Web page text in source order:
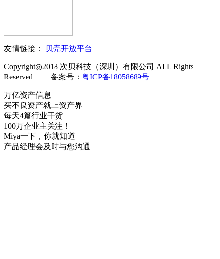
友情链接： 贝壳开放平台 |
Copyright◎2018 次贝科技（深圳）有限公司 ALL Rights
Reserved 备案号： 粤ICP备18058689号
万亿资产信息
买不良资产就上资产界
每天4篇行业干货
100万企业主关注！
Miya一下，你就知道
产品经理会及时与您沟通